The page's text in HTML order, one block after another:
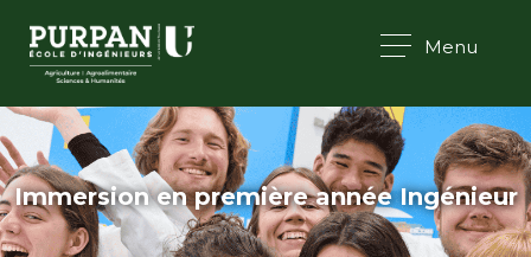
Menu
Immersion en première année Ingénieur